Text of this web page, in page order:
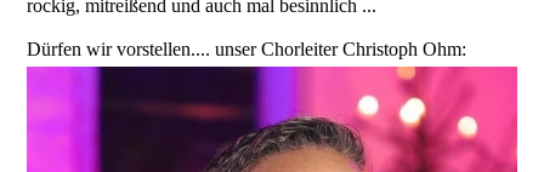
rockig, mitreißend und auch mal besinnlich ...
Dürfen wir vorstellen.... unser Chorleiter Christoph Ohm: